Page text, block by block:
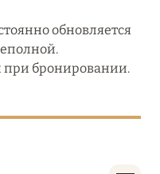
обновляется
при бронировании.